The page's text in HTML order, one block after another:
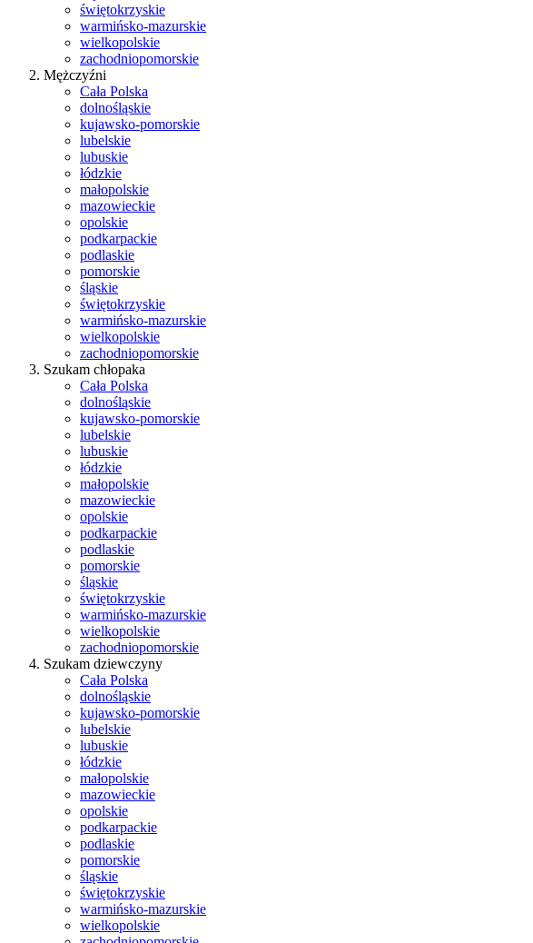
świętokrzyskie
warmińsko-mazurskie
wielkopolskie
zachodniopomorskie
Mężczyźni
Cała Polska
dolnośląskie
kujawsko-pomorskie
lubelskie
lubuskie
łódzkie
małopolskie
mazowieckie
opolskie
podkarpackie
podlaskie
pomorskie
śląskie
świętokrzyskie
warmińsko-mazurskie
wielkopolskie
zachodniopomorskie
Szukam chłopaka
Cała Polska
dolnośląskie
kujawsko-pomorskie
lubelskie
lubuskie
łódzkie
małopolskie
mazowieckie
opolskie
podkarpackie
podlaskie
pomorskie
śląskie
świętokrzyskie
warmińsko-mazurskie
wielkopolskie
zachodniopomorskie
Szukam dziewczyny
Cała Polska
dolnośląskie
kujawsko-pomorskie
lubelskie
lubuskie
łódzkie
małopolskie
mazowieckie
opolskie
podkarpackie
podlaskie
pomorskie
śląskie
świętokrzyskie
warmińsko-mazurskie
wielkopolskie